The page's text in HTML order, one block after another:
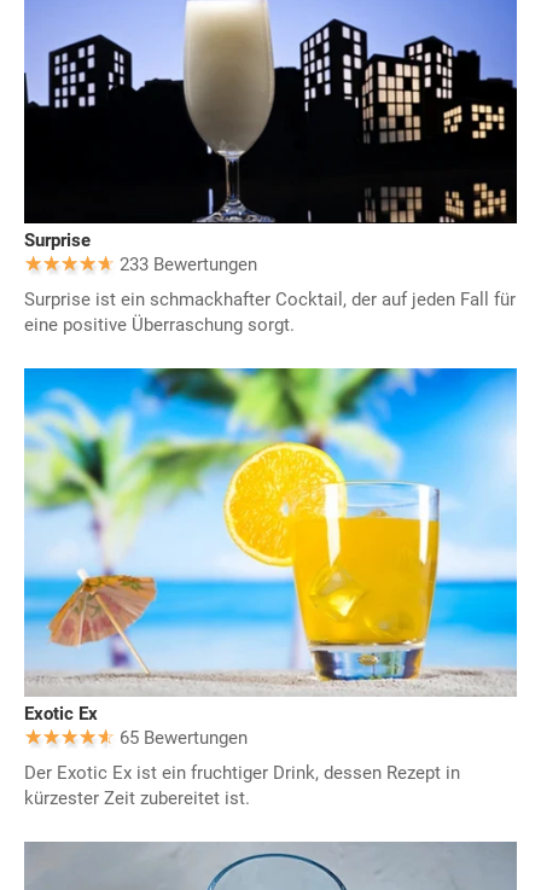
Surprise
233 Bewertungen
Surprise ist ein schmackhafter Cocktail, der auf jeden Fall für
eine positive Überraschung sorgt.
Exotic Ex
65 Bewertungen
Der Exotic Ex ist ein fruchtiger Drink, dessen Rezept in
kürzester Zeit zubereitet ist.